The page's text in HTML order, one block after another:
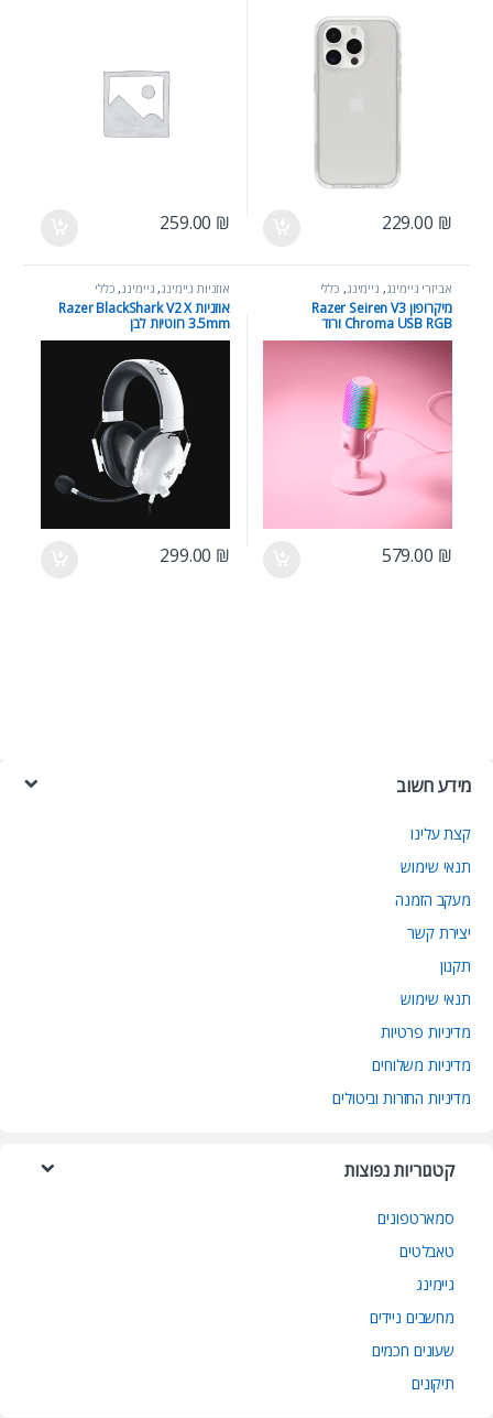
229.00 ₪
259.00 ₪
אביזרי גיימינג, גיימינג, כללי
מיקרופון Razer Seiren V3
Chroma USB RGB ורוד
579.00 ₪
אוזניות גיימינג, גיימינג, כללי
אוזניות Razer BlackShark V2 X
3.5mm חוטיות לבן
299.00 ₪
מידע חשוב
קצת עלינו
תנאי שימוש
מעקב הזמנה
יצירת קשר
תקנון
תנאי שימוש
מדיניות פרטיות
מדיניות משלוחים
מדיניות החזרות וביטולים
קטגוריות נפוצות
סמארטפונים
טאבלטים
גיימינג
מחשבים ניידים
שעונים חכמים
תיקונים